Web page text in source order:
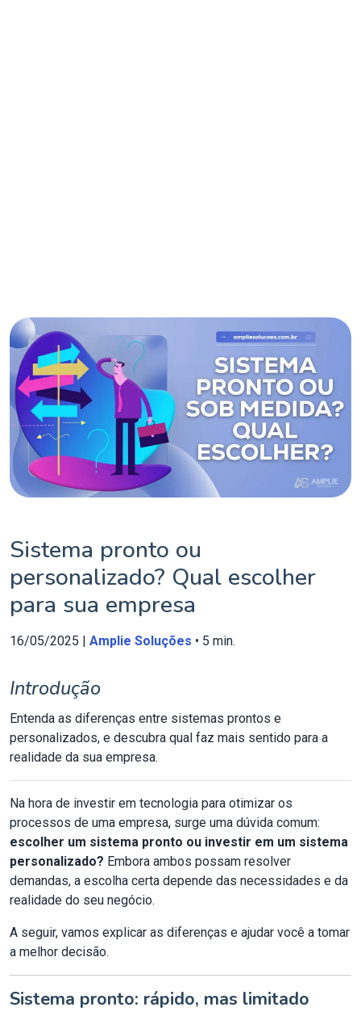
Sistema pronto ou
personalizado? Qual escolher
para sua empresa
16/05/2025 | Amplie Soluções • 5 min.
Introdução
Entenda as diferenças entre sistemas prontos e
personalizados, e descubra qual faz mais sentido para a
realidade da sua empresa.
Na hora de investir em tecnologia para otimizar os
processos de uma empresa, surge uma dúvida comum:
escolher um sistema pronto ou investir em um sistema
personalizado? Embora ambos possam resolver
demandas, a escolha certa depende das necessidades e da
realidade do seu negócio.
A seguir, vamos explicar as diferenças e ajudar você a tomar
a melhor decisão.
Sistema pronto: rápido, mas limitado